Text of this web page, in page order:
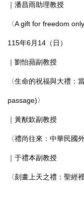
｜潘昌雨助理教授
〈A gift for freedom
115年6月14（日）
｜劉怡蘋副教授
〈生命的祝福與大禮：
passage)〉
｜黃猷欽副教授
〈禮尚往來：中華民國
｜于禮本副教授
〈刻畫上天之禮：聖經